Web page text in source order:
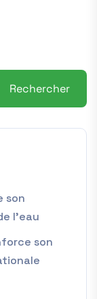
Rechercher
son
l’eau
son